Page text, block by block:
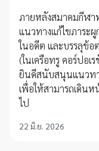
ภายหลังสมาคมกีฬา
แนวทางแก้ไขภาระ
ในอดีต และบรรลุข้อ
(ในเครือทรู คอร์ปอ
ยินดีสนับสนุนแนวทา
เพื่อให้สามารถเดิน
ไป
22 มิ.ย. 2026